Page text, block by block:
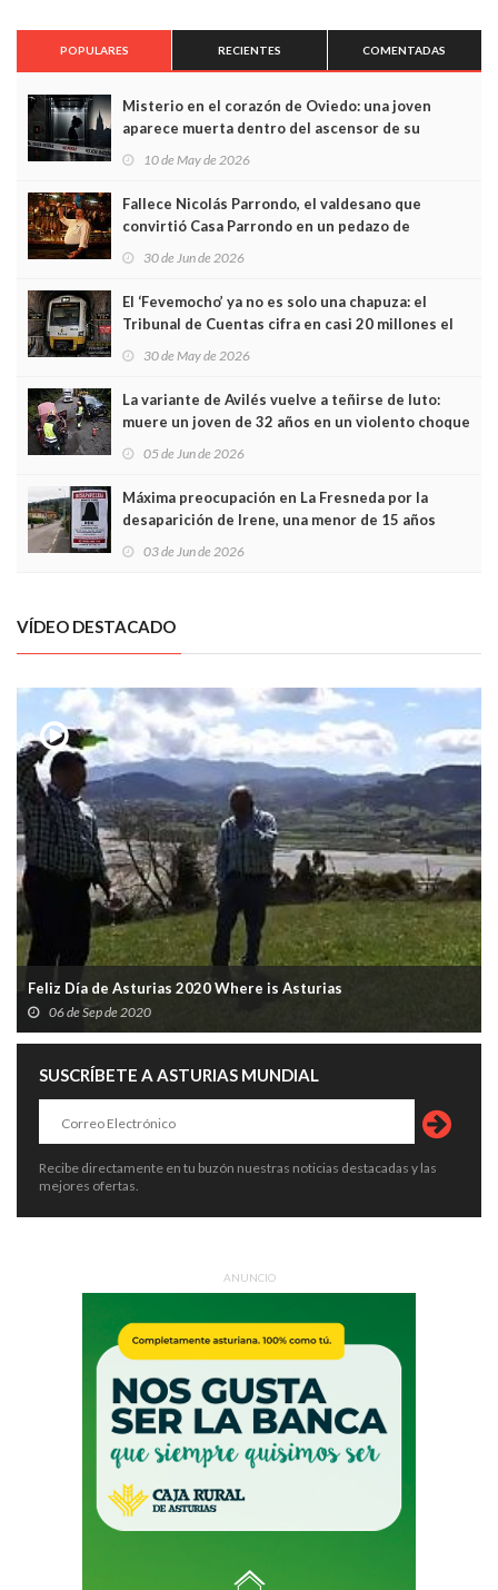
POPULARES RECIENTES COMENTADAS
Misterio en el corazón de Oviedo: una joven
aparece muerta dentro del ascensor de su
edificio y las cámaras captan sus últimos minutos
10 de May de 2026
Fallece Nicolás Parrondo, el valdesano que
convirtió Casa Parrondo en un pedazo de
Asturias en Madrid
30 de Jun de 2026
El ‘Fevemocho’ ya no es solo una chapuza: el
Tribunal de Cuentas cifra en casi 20 millones el
sobrecoste de los trenes que no cabían por los
30 de May de 2026
La variante de Avilés vuelve a teñirse de luto:
muere un joven de 32 años en un violento choque
frontal
05 de Jun de 2026
Máxima preocupación en La Fresneda por la
desaparición de Irene, una menor de 15 años
03 de Jun de 2026
VÍDEO DESTACADO
Feliz Día de Asturias 2020 Where is Asturias
06 de Sep de 2020
SUSCRÍBETE A ASTURIAS MUNDIAL
Recibe directamente en tu buzón nuestras noticias destacadas y las
mejores ofertas.
ANUNCIO